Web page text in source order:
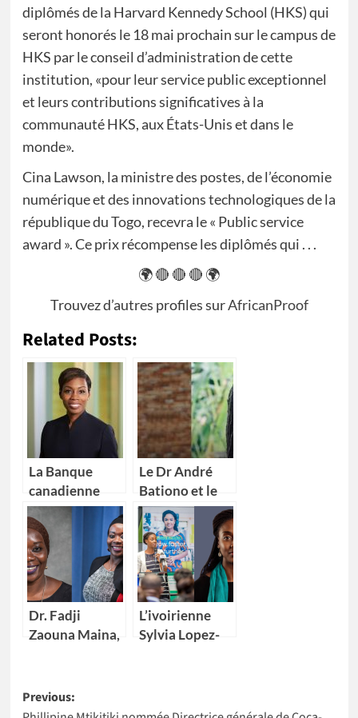
diplômés de la Harvard Kennedy School (HKS) qui
seront honorés le 18 mai prochain sur le campus de
HKS par le conseil d’administration de cette
institution, «pour leur service public exceptionnel
et leurs contributions significatives à la
communauté HKS, aux États-Unis et dans le
monde».
Cina Lawson, la ministre des postes, de l’économie
numérique et des innovations technologiques de la
république du Togo, recevra le « Public service
award ». Ce prix récompense les diplômés qui . . .
🌍 🔴 🔴 🔴 🌍
Trouvez d’autres profiles surAfricanProof
Related Posts:
La Banque
canadienne
impériale de
commerce
(CIBC) nomme
Kikelomo
Lawal comme
Vice-
présidente
Le Dr André
Bationo et le
Dr Catherine
Nakalembe
remportent
l’Africa Food
Prize 2020
Dr. Fadji
Zaouna Maina,
scientifique du
Niger à
L’ivoirienne
Sylvia Lopez-
Nations Unies
Post
Previous: